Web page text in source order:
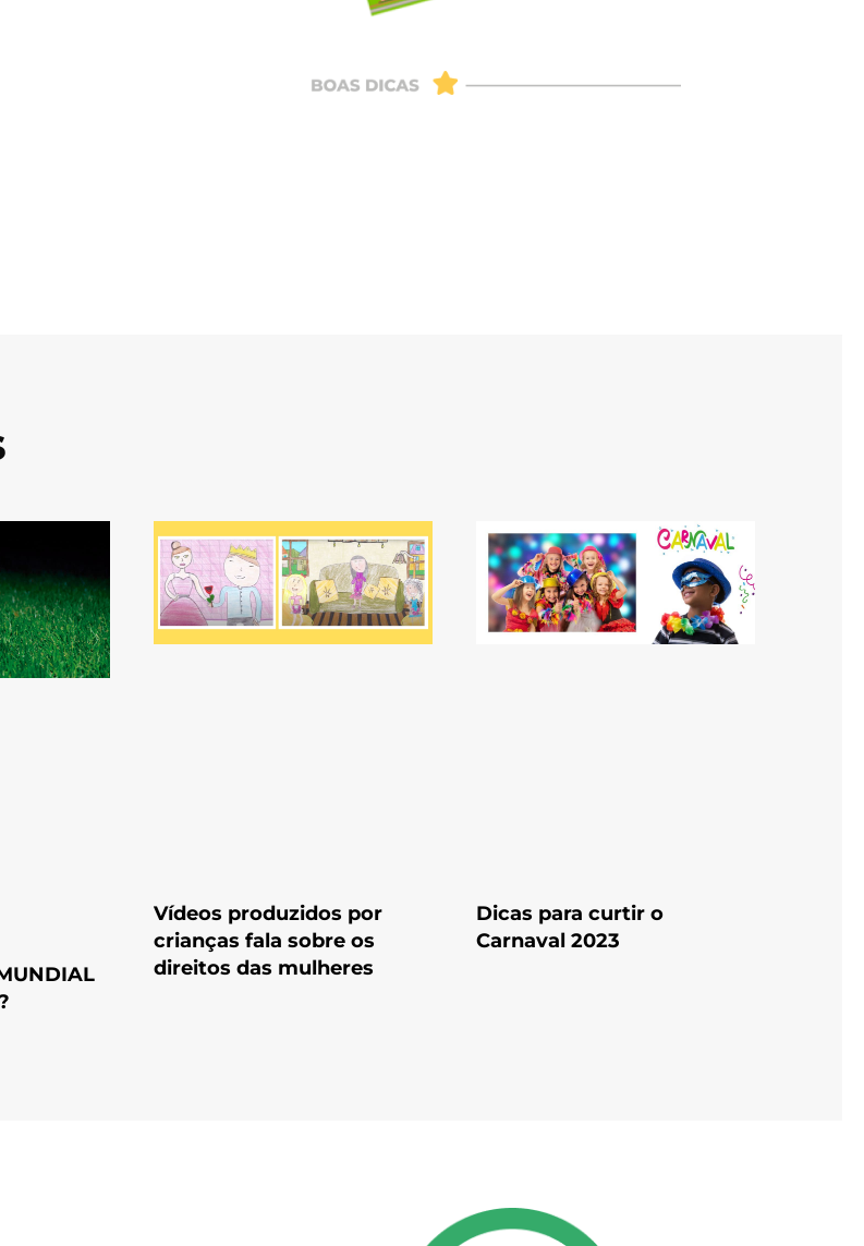
Vídeos produzidos por
crianças fala sobre os
direitos das mulheres
Dicas para curtir o
Carnaval 2023